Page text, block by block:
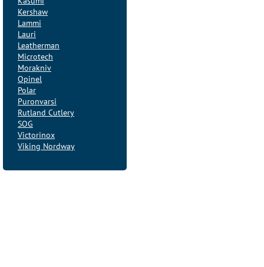
Kershaw
Lammi
Lauri
Leatherman
Microtech
Morakniv
Opinel
Polar
Puronvarsi
Rutland Cutlery
SOG
Victorinox
Viking Nordway